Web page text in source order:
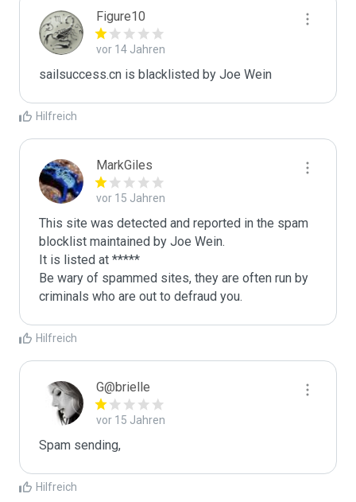
Figure10
vor 14 Jahren
sailsuccess.cn is blacklisted by Joe Wein
Hilfreich
MarkGiles
vor 15 Jahren
This site was detected and reported in the spam
blocklist maintained by Joe Wein.
It is listed at *****
Be wary of spammed sites, they are often run by
criminals who are out to defraud you.
Hilfreich
G@brielle
vor 15 Jahren
Spam sending,
Hilfreich